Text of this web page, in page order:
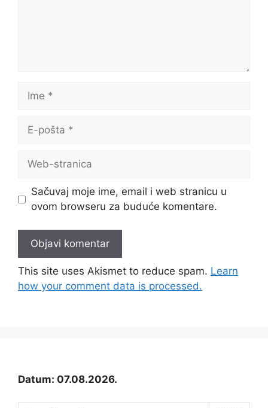
Ime
pošta
Web-
Sačuvaj moje ime, email i web stranicu u
ovom browseru za buduće komentare.
This site uses Akismet to reduce spam. Learn
how your comment data is processed.
Datum: 07.08.2026.